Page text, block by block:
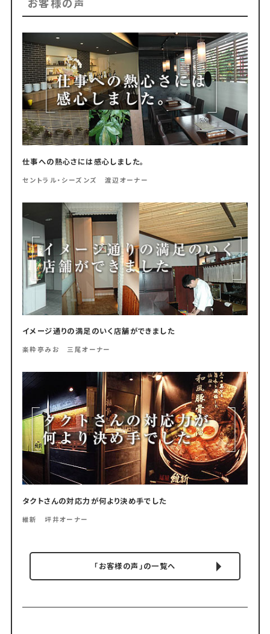
仕事への熱心さには感心しました。
セントラル・シーズンズ 渡辺オーナー
イメージ通りの満足のいく店舗ができました
楽粋亭みお 三尾オーナー
タクトさんの対応力が何より決め手でした
維新 坪井オーナー
「お客様の声」の一覧へ